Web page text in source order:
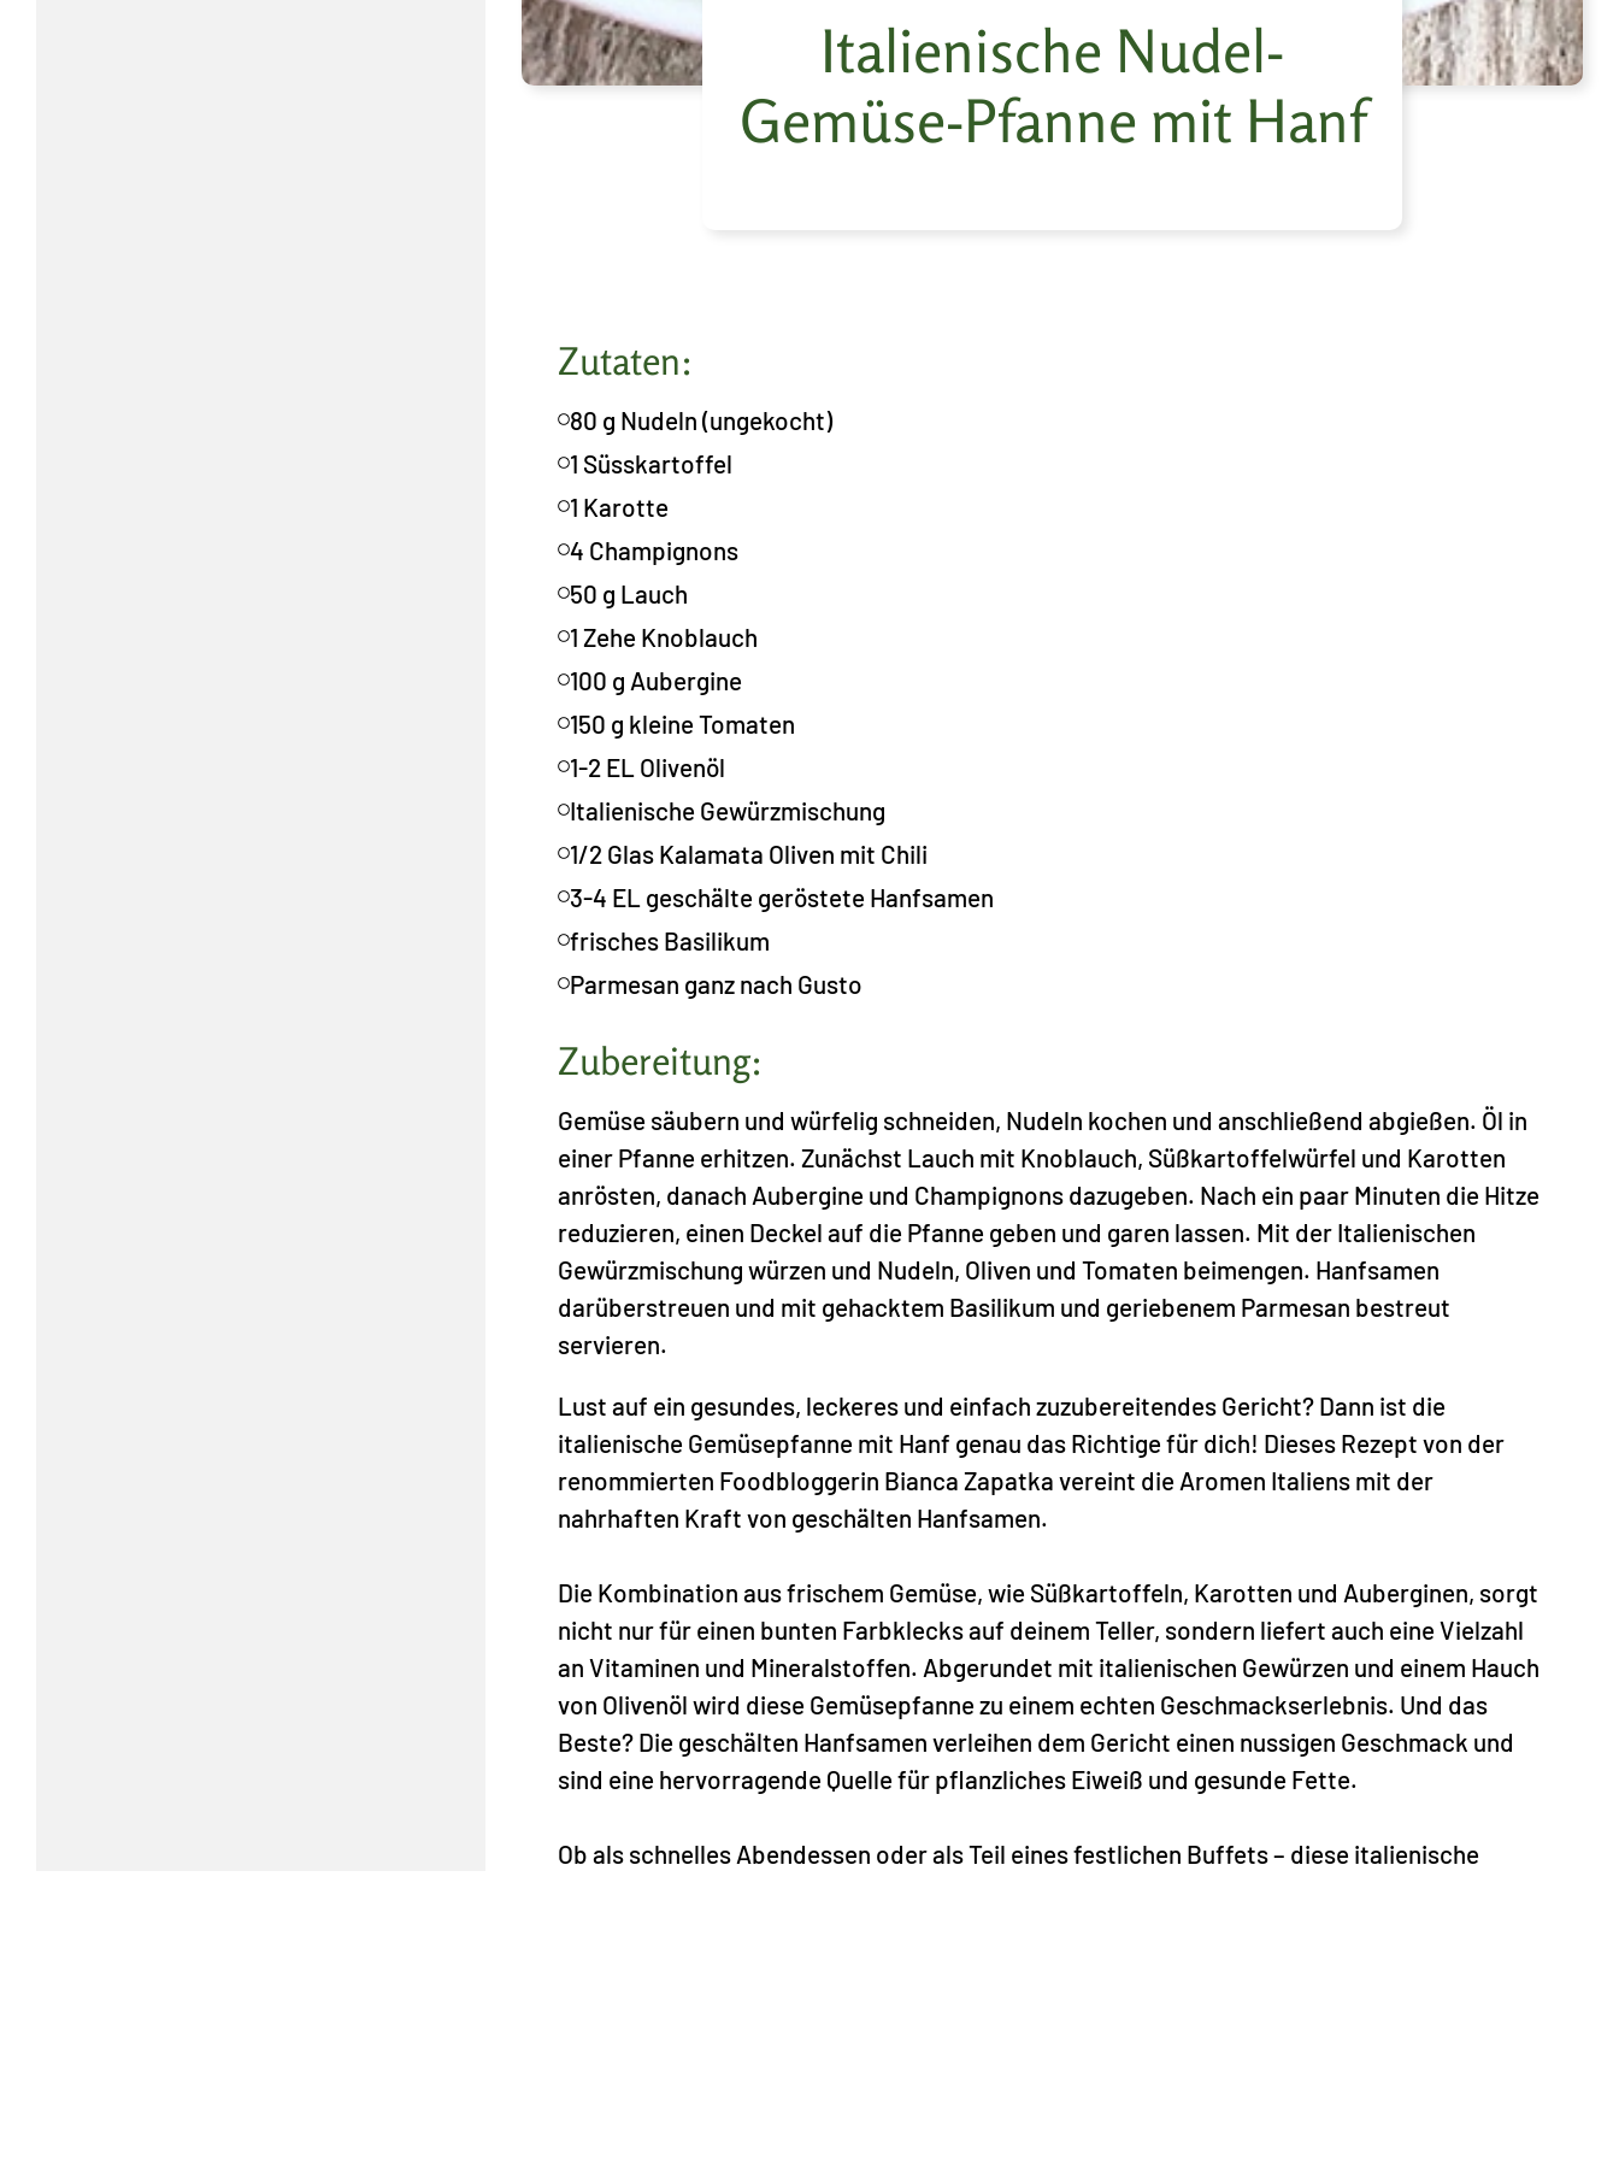
Italienische Nudel-
Gemüse-Pfanne mit Hanf
Zutaten:
80 g Nudeln (ungekocht)
1 Süsskartoffel
1 Karotte
4 Champignons
50 g Lauch
1 Zehe Knoblauch
100 g Aubergine
150 g kleine Tomaten
1-2 EL Olivenöl
Italienische Gewürzmischung
1/2 Glas Kalamata Oliven mit Chili
3-4 EL geschälte geröstete Hanfsamen
frisches Basilikum
Parmesan ganz nach Gusto
Zubereitung:
Gemüse säubern und würfelig schneiden, Nudeln kochen und anschließend abgießen. Öl in
einer Pfanne erhitzen. Zunächst Lauch mit Knoblauch, Süßkartoffelwürfel und Karotten
anrösten, danach Aubergine und Champignons dazugeben. Nach ein paar Minuten die Hitze
reduzieren, einen Deckel auf die Pfanne geben und garen lassen. Mit der Italienischen
Gewürzmischung würzen und Nudeln, Oliven und Tomaten beimengen. Hanfsamen
darüberstreuen und mit gehacktem Basilikum und geriebenem Parmesan bestreut
servieren.
Lust auf ein gesundes, leckeres und einfach zuzubereitendes Gericht? Dann ist die
italienische Gemüsepfanne mit Hanf genau das Richtige für dich! Dieses Rezept von der
renommierten Foodbloggerin Bianca Zapatka vereint die Aromen Italiens mit der
nahrhaften Kraft von geschälten Hanfsamen.
Die Kombination aus frischem Gemüse, wie Süßkartoffeln, Karotten und Auberginen, sorgt
nicht nur für einen bunten Farbklecks auf deinem Teller, sondern liefert auch eine Vielzahl
an Vitaminen und Mineralstoffen. Abgerundet mit italienischen Gewürzen und einem Hauch
von Olivenöl wird diese Gemüsepfanne zu einem echten Geschmackserlebnis. Und das
Beste? Die geschälten Hanfsamen verleihen dem Gericht einen nussigen Geschmack und
sind eine hervorragende Quelle für pflanzliches Eiweiß und gesunde Fette.
Ob als schnelles Abendessen oder als Teil eines festlichen Buffets – diese italienische